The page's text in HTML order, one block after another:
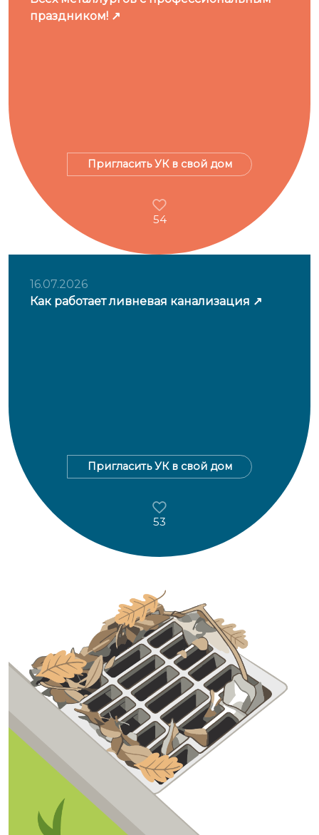
праздником!
Пригласить УК в свой дом
54
16.07.2026
Как работает ливневая канализация
Пригласить УК в свой дом
53